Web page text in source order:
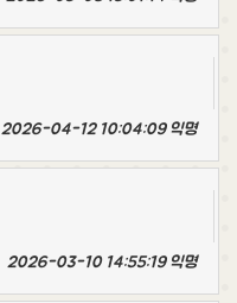
2026-04-12 10:04:09 익명
2026-03-10 14:55:19 익명